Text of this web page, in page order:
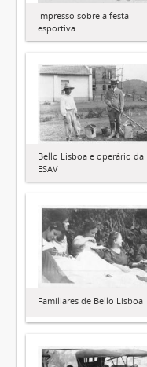
Impresso sobre a festa
esportiva
Bello Lisboa e operário da
ESAV
Familiares de Bello Lisboa